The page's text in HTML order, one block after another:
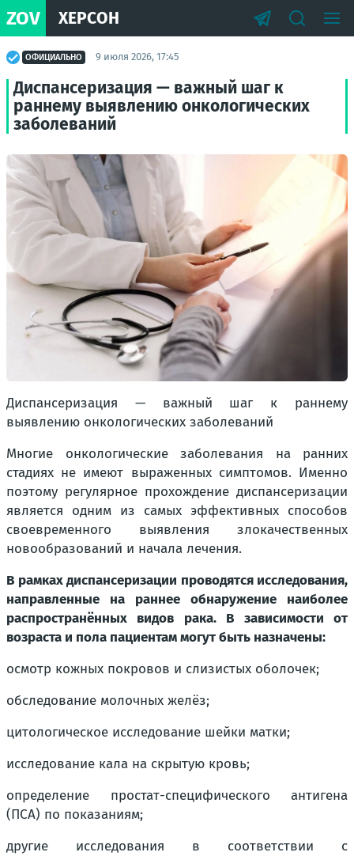
ZOV ХЕРСОН
ОФИЦИАЛЬНО 9 июля 2026, 17:45
Диспансеризация — важный шаг к
раннему выявлению онкологических
заболеваний
Диспансеризация — важный шаг к раннему
выявлению онкологических заболеваний
Многие онкологические заболевания на ранних
стадиях не имеют выраженных симптомов. Именно
поэтому регулярное прохождение диспансеризации
является одним из самых эффективных способов
своевременного выявления злокачественных
новообразований и начала лечения.
В рамках диспансеризации проводятся исследования,
направленные на раннее обнаружение наиболее
распространённых видов рака. В зависимости от
возраста и пола пациентам могут быть назначены:
осмотр кожных покровов и слизистых оболочек;
обследование молочных желёз;
цитологическое исследование шейки матки;
исследование кала на скрытую кровь;
определение простат-специфического антигена
(ПСА) по показаниям;
другие исследования в соответствии с